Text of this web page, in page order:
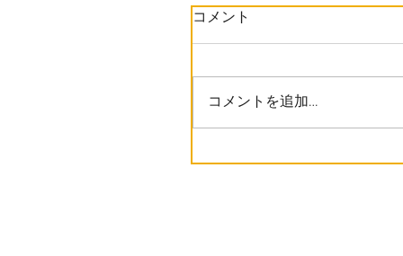
コメント
コメントを追加…